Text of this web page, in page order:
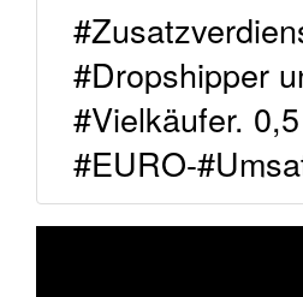
#Dropshipper
#Vielkäufer.
#EURO-